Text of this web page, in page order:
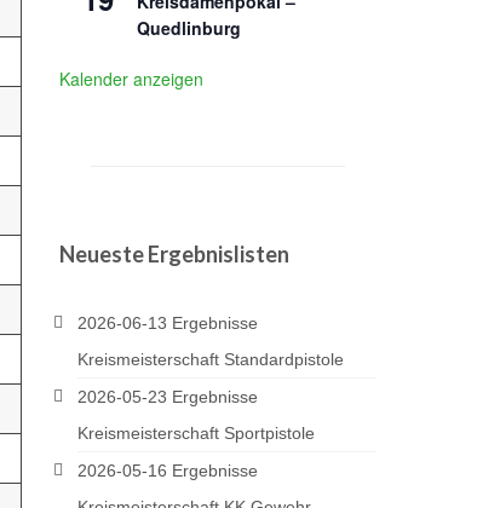
Quedlinburg
Kalender anzeigen
Neueste Ergebnislisten
2026-06-13 Ergebnisse
Kreismeisterschaft Standardpistole
2026-05-23 Ergebnisse
Kreismeisterschaft Sportpistole
2026-05-16 Ergebnisse